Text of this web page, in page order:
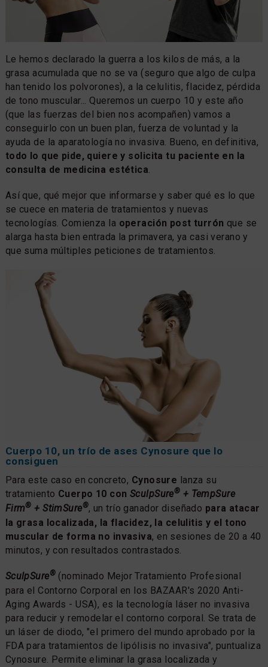
Le hemos declarado la guerra a los kilos de más, a la
grasa acumulada que no se va (seguro que algo de culpa
han tenido los polvorones), a la celulitis, flacidez, pérdida
de tono muscular... Queremos un cuerpo 10 y este año
(que las fuerzas del bien nos acompañen) vamos a
conseguirlo con un buen plan, fuerza de voluntad y la
ayuda de la aparatología no invasiva. Bueno, en definitiva,
todo lo que pide, quiere y solicita tu paciente en la
consulta de medicina estética.
Así que, qué mejor que informarse y saber qué es lo que
se cuece en materia de tratamientos y nuevas
tecnologías. Comienza la operación post turrón que se
alarga hasta bien entrada la primavera, ya casi verano y
que suma múltiples peticiones de tratamientos.
Cuerpo 10, un trío de ases Cynosure que lo
consiguen
Para este caso en concreto, Cynosure lanza su
tratamiento Cuerpo 10 con SculpSure® + TempSure
Firm® + StimSure®, un trío ganador diseñado para atacar
la grasa localizada, la flacidez, la celulitis y el tono
muscular de forma no invasiva, en sesiones de 20 a 40
minutos, y con resultados contrastados.
SculpSure® (nominado Mejor Tratamiento Profesional
para el Contorno Corporal en los BAZAAR's 2020 Anti-
Aging Awards - USA), es la tecnología láser no invasiva
para reducir y remodelar el contorno corporal. Se trata de
un láser de diodo, "el primero del mundo aprobado por la
FDA para tratamientos de lipólisis no invasiva", puntualiza
Cynosure. Permite eliminar la grasa localizada y